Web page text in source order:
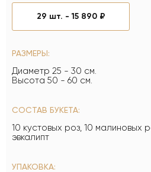
29 шт. -15 890 ₽
РАЗМЕРЫ:
Диаметр 25 - 30 см.
Высота 50 - 60 см.
СОСТАВ БУКЕТА:
10 кустовых роз, 10 малиновых
эвкалипт
УПАКОВКА: